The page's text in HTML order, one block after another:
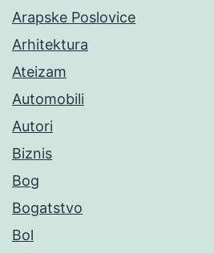
Arapske Poslovice
Arhitektura
Ateizam
Automobili
Autori
Biznis
Bog
Bogatstvo
Bol